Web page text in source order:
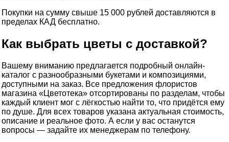
Покупки на сумму свыше 15 000 рублей доставляются в
пределах КАД бесплатно.
Как выбрать цветы с доставкой?
Вашему вниманию предлагается подробный онлайн-
каталог с разнообразными букетами и композициями,
доступными на заказ. Все предложения флористов
магазина «Цветотека» отсортированы по разделам, чтобы
каждый клиент мог с лёгкостью найти то, что придётся ему
по душе. Для всех товаров указана актуальная стоимость,
описание и реальное фото. А если у вас останутся
вопросы — задайте их менеджерам по телефону.